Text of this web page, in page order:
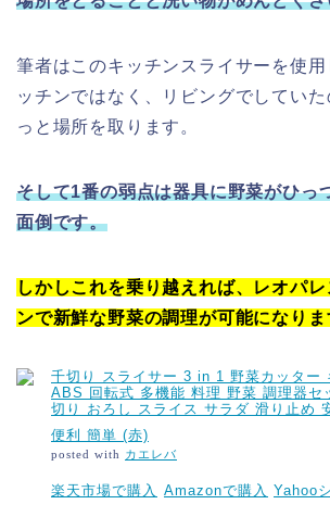
筆者はこのキッチンスライサーを使用
ッチンではなく、リビングでしていた
っと場所を取ります。
そして1番の弱点は器具に野菜がひっ
面倒です。
しかしこれを乗り越えれば、レオパ
ンで新鮮な野菜の調理が可能になりま
千切り スライサー 3 in 1 野菜カッター
ABS 回転式 多機能 料理 野菜 調理器セ
切り おろし スライス サラダ 滑り止め
便利 簡単 (赤)
posted with カエレバ
楽天市場で購入 Amazonで購入 Yahoo